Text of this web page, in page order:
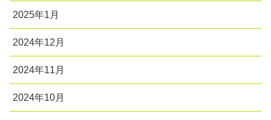
2025年1月
2024年12月
2024年11月
2024年10月